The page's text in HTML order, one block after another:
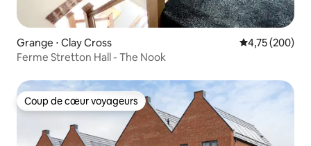
Grange ⋅ Clay Cross Évaluation
4,75 (200)
Ferme Stretton Hall - The Nook
Coup de cœur voyageurs
Coup de cœur voyageurs